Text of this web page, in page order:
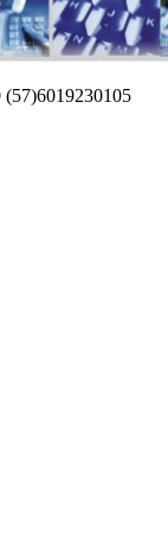
(57)6019230105